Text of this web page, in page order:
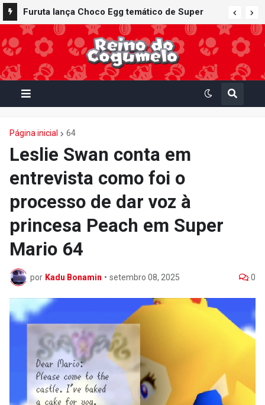
Furuta lança Choco Egg temático de Super
Mario Party Jamboree — Nintendo Switch 2
Edition + Jamboree TV com 15 miniaturas
colecionáveis
Página inicial 64
Leslie Swan conta em
entrevista como foi o
processo de dar voz à
princesa Peach em Super
Mario 64
por Kadu Bonamin • setembro 08, 2025 0